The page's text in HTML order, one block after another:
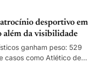
desportivo em
além da visibilidade
ganham peso: 529
casos como Atlético de